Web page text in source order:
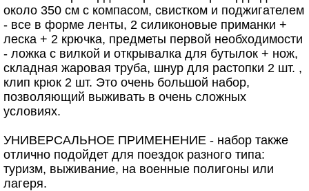
около 350 см с компасом, свистком и поджигателем
- все в форме ленты, 2 силиконовые приманки +
леска + 2 крючка, предметы первой необходимости
- ложка с вилкой и открывалка для бутылок + нож,
складная жаровая труба, шнур для растопки 2 шт. ,
клип крюк 2 шт. Это очень большой набор,
позволяющий выживать в очень сложных
условиях.
УНИВЕРСАЛЬНОЕ ПРИМЕНЕНИЕ - набор также
отлично подойдет для поездок разного типа:
туризм, выживание, на военные полигоны или
лагеря.